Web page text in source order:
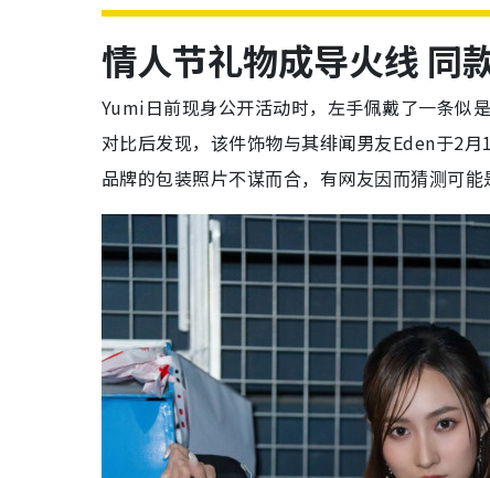
情人节礼物成导火线 同
Yumi日前现身公开活动时，左手佩戴了一条似
对比后发现，该件饰物与其绯闻男友Eden于2
品牌的包装照片不谋而合， 有网友因而猜测可能